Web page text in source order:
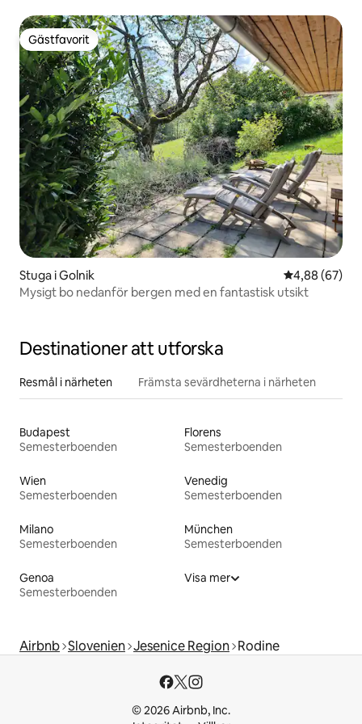
Gästfavorit
Gästfavorit
Stuga i Golnik 4,88 av 5 i
4,88 (67)
Mysigt bo nedanför bergen med en fantastisk utsikt
Destinationer att utforska
Resmål i närheten Främsta sevärdheterna i närheten
Budapest
Semesterboenden
Florens
Semesterboenden
Wien
Semesterboenden
Venedig
Semesterboenden
Milano
Semesterboenden
München
Semesterboenden
Genoa
Semesterboenden
Visa mer
Airbnb Slovenien Jesenice Region Rodine
© 2026 Airbnb, Inc.